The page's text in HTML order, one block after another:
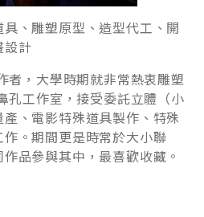
、雕塑原型、造型代工、開
設計
者，大學時期就非常熱衷雕塑
孔工作室，接受委託立體（小
、電影特殊道具製作、特殊
。期間更是時常於大小聯
品參與其中，最喜歡收藏。